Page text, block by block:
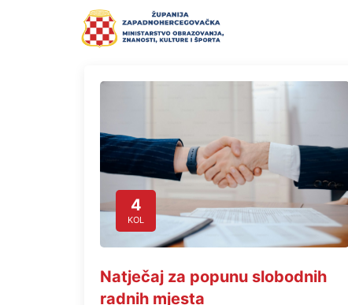
4
KOL
Natječaj za popunu slobodnih
radnih mjesta